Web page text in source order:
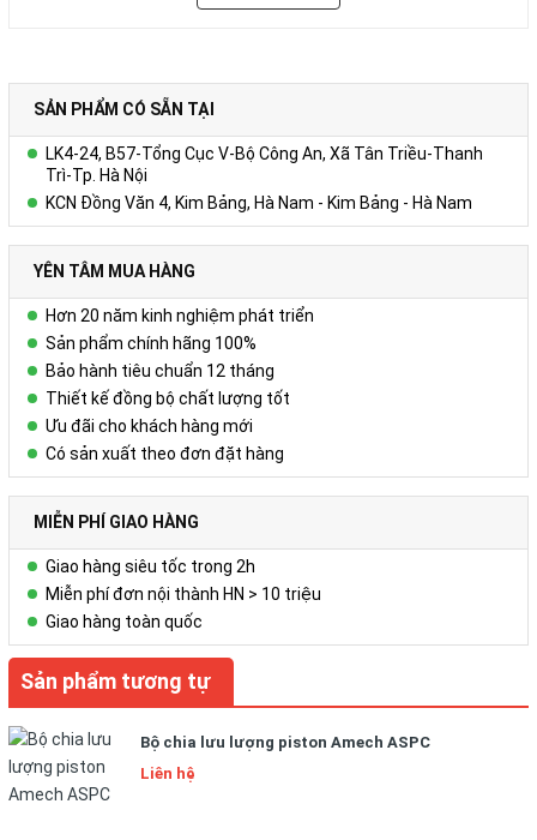
SẢN PHẨM CÓ SẴN TẠI
LK4-24, B57-Tổng Cục V-Bộ Công An, Xã Tân Triều-Thanh
Trì-Tp. Hà Nội
KCN Đồng Văn 4, Kim Bảng, Hà Nam - Kim Bảng - Hà Nam
YÊN TÂM MUA HÀNG
Hơn 20 năm kinh nghiệm phát triển
Sản phẩm chính hãng 100%
Bảo hành tiêu chuẩn 12 tháng
Thiết kế đồng bộ chất lượng tốt
Ưu đãi cho khách hàng mới
Có sản xuất theo đơn đặt hàng
MIỄN PHÍ GIAO HÀNG
Giao hàng siêu tốc trong 2h
Miễn phí đơn nội thành HN > 10 triệu
Giao hàng toàn quốc
Sản phẩm tương tự
Bộ chia lưu lượng piston Amech ASPC
Liên hệ